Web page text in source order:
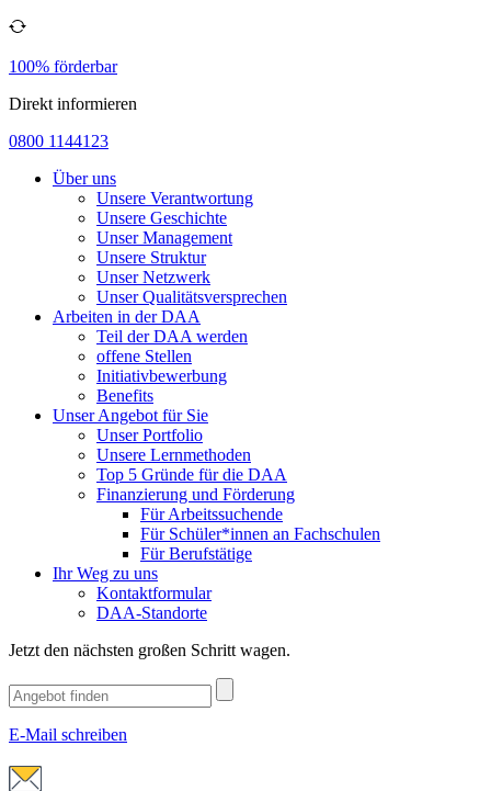
100% förderbar
Direkt informieren
0800 1144123
Über uns
Unsere Verantwortung
Unsere Geschichte
Unser Management
Unsere Struktur
Unser Netzwerk
Unser Qualitätsversprechen
Arbeiten in der DAA
Teil der DAA werden
offene Stellen
Initiativbewerbung
Benefits
Unser Angebot für Sie
Unser Portfolio
Unsere Lernmethoden
Top 5 Gründe für die DAA
Finanzierung und Förderung
Für Arbeitssuchende
Für Schüler*innen an Fachschulen
Für Berufstätige
Ihr Weg zu uns
Kontaktformular
DAA-Standorte
Jetzt den nächsten großen Schritt wagen.
E-Mail schreiben